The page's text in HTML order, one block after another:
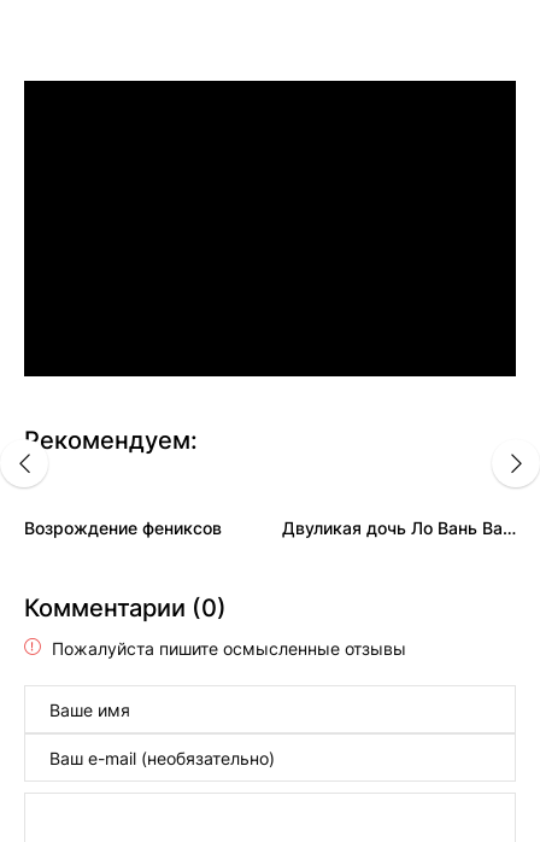
Рекомендуем:
Возрождение фениксов Двуликая дочь Ло Вань Вань
Комментарии (0)
Пожалуйста пишите осмысленные отзывы